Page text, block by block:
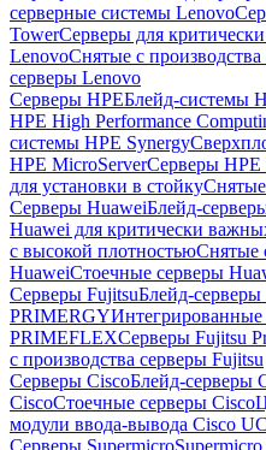
серверные системы Lenovo
TowerСерверы для
LenovoСнятые с
серверы Lenovo
Серверы HPEБлейд-системы
HPE High Performance
системы HPE Synergy
HPE MicroServerСерверы HPE
для установки в стойкуСнятые
Серверы HuaweiБлейд-
Huawei для критически
с высокой плотностьюСнятые
HuaweiСтоечные серверы
Серверы FujitsuБлейд-серверы
PRIMERGY
PRIMEFLEXСерверы Fujitsu
с производства серверы Fujitsu
Серверы CiscoБлейд-серверы
CiscoСтоечные серверы Cisco
модули ввода-вывода Cisco
Серверы Supermicro